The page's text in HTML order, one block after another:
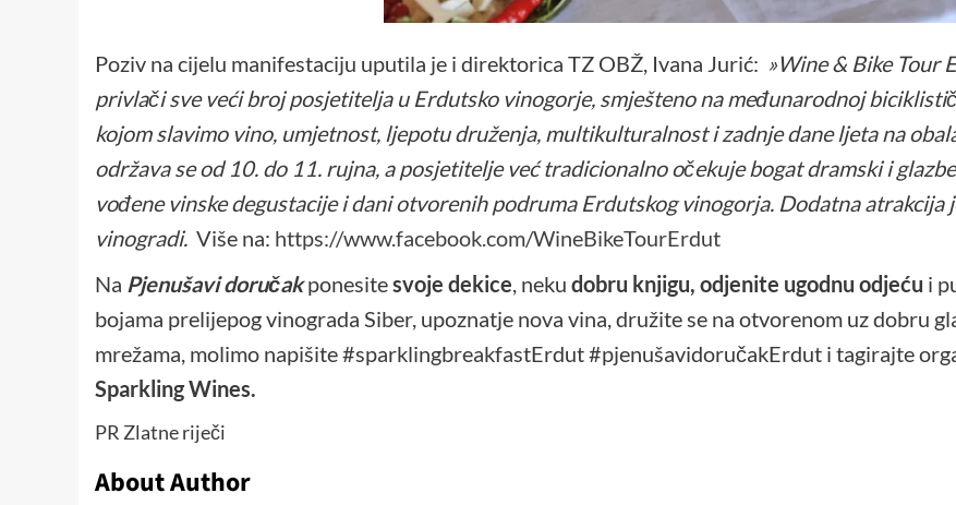
Poziv na cijelu manifestaciju uputila je i direktorica TZ OBŽ, Ivana Jurić: »Wine & Bike Tour
privlači sve veći broj posjetitelja u Erdutsko vinogorje, smješteno na međunarodnoj
kojom slavimo vino, umjetnost, ljepotu druženja, multikulturalnost i zadnje dane ljeta na
održava se od 10. do 11. rujna, a posjetitelje već tradicionalno očekuje bogat dramski i
vođene vinske degustacije i dani otvorenih podruma Erdutskog vinogorja. Dodatna atrakcija
vinogradi. Više na: https://www.facebook.com/WineBikeTourErdut
Na Pjenušavi doručak ponesitesvoje dekice , neku dobru knjigu, odjenite ugodnu odjeću i
bojama prelijepog vinograda Siber, upoznatje nova vina, družite se na otvorenom uz dobru
mrežama, molimo napišite #sparklingbreakfastErdut #pjenušavidoručakErdut i tagirajte
Sparkling Wines.
PR Zlatne riječi
About Author